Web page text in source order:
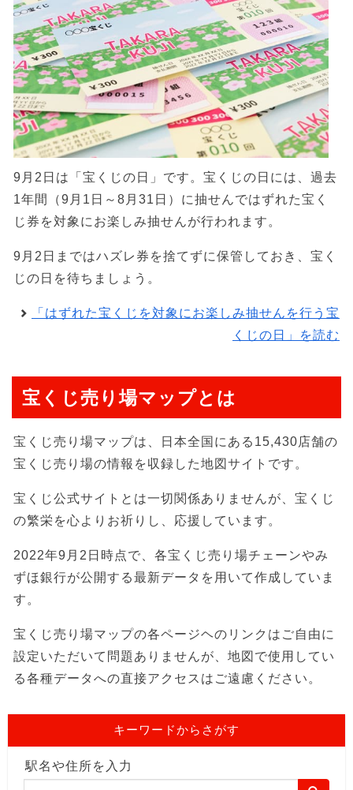
9月2日は「宝くじの日」です。宝くじの日には、過去
1年間（9月1日～8月31日）に抽せんではずれた宝く
じ券を対象にお楽しみ抽せんが行われます。
9月2日まではハズレ券を捨てずに保管しておき、宝く
じの日を待ちましょう。
「はずれた宝くじを対象にお楽しみ抽せんを行う宝
くじの日」を読む
宝くじ売り場マップとは
宝くじ売り場マップは、日本全国にある15,430店舗の
宝くじ売り場の情報を収録した地図サイトです。
宝くじ公式サイトとは一切関係ありませんが、宝くじ
の繁栄を心よりお祈りし、応援しています。
2022年9月2日時点で、各宝くじ売り場チェーンやみ
ずほ銀行が公開する最新データを用いて作成していま
す。
宝くじ売り場マップの各ページヘのリンクはご自由に
設定いただいて問題ありませんが、地図で使用してい
る各種データへの直接アクセスはご遠慮ください。
キーワードからさがす
駅名や住所を入力